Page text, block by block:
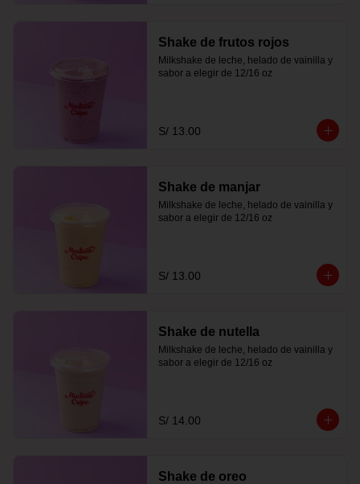
Shake de frutos rojos
Milkshake de leche, helado de vainilla y
sabor a elegir de 12/16 oz
S/ 13.00
Shake de manjar
Milkshake de leche, helado de vainilla y
sabor a elegir de 12/16 oz
S/ 13.00
Shake de nutella
Milkshake de leche, helado de vainilla y
sabor a elegir de 12/16 oz
S/ 14.00
Shake de oreo